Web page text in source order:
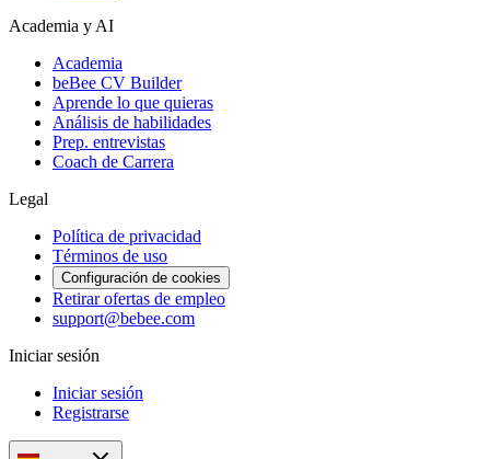
Academia y AI
Academia
beBee CV Builder
Aprende lo que quieras
Análisis de habilidades
Prep. entrevistas
Coach de Carrera
Legal
Política de privacidad
Términos de uso
Configuración de cookies
Retirar ofertas de empleo
support@bebee.com
Iniciar sesión
Iniciar sesión
Registrarse